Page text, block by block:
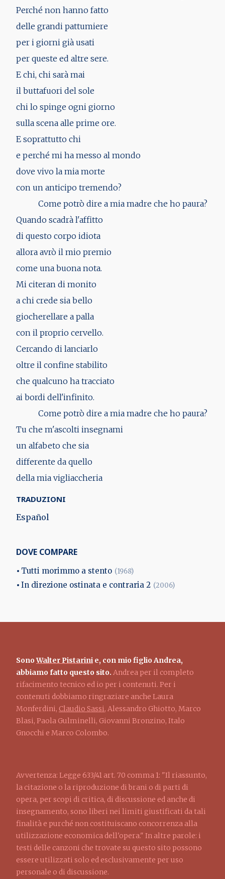
Perché non hanno fatto
delle grandi pattumiere
per i giorni già usati
per queste ed altre sere.
E chi, chi sarà mai
il buttafuori del sole
chi lo spinge ogni giorno
sulla scena alle prime ore.
E soprattutto chi
e perché mi ha messo al mondo
dove vivo la mia morte
con un anticipo tremendo?
Come potrò dire a mia madre che ho paura?
Quando scadrà l'affitto
di questo corpo idiota
allora avrò il mio premio
come una buona nota.
Mi citeran di monito
a chi crede sia bello
giocherellare a palla
con il proprio cervello.
Cercando di lanciarlo
oltre il confine stabilito
che qualcuno ha tracciato
ai bordi dell'infinito.
Come potrò dire a mia madre che ho paura?
Tu che m'ascolti insegnami
un alfabeto che sia
differente da quello
della mia vigliaccheria
TRADUZIONI
Español
DOVE COMPARE
Tutti morimmo a stento (1968)
In direzione ostinata e contraria 2 (2006)
SonoWalter Pistarini e, con mio figlio Andrea,
abbiamo fatto questo sito. Andrea per il completo
rifacimento tecnico ed io per i contenuti. Per i
contenuti dobbiamo ringraziare anche Laura
Monferdini, Claudio Sassi, Alessandro Ghiotto, Marco
Blasi, Paola Gulminelli, Giovanni Bronzino, Italo
Gnocchi e Marco Colombo.
Avvertenza: Legge 633/41 art. 70 comma 1: "Il riassunto,
la citazione o la riproduzione di brani o di parti di
opera, per scopi di critica, di discussione ed anche di
insegnamento, sono liberi nei limiti giustificati da tali
finalità e purché non costituiscano concorrenza alla
utilizzazione economica dell'opera." In altre parole: i
testi delle canzoni che trovate su questo sito possono
essere utilizzati solo ed esclusivamente per uso
personale o di discussione.